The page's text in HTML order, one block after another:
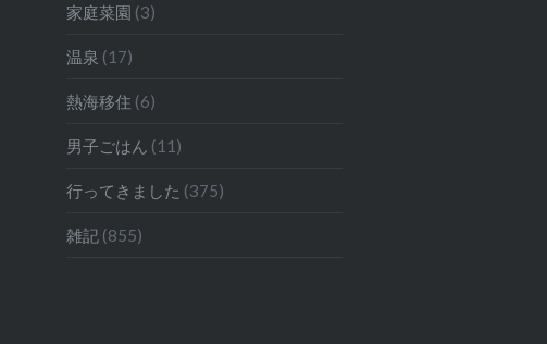
家庭菜園 (3)
温泉 (17)
熱海移住 (6)
男子ごはん (11)
行ってきました (375)
雑記(855)